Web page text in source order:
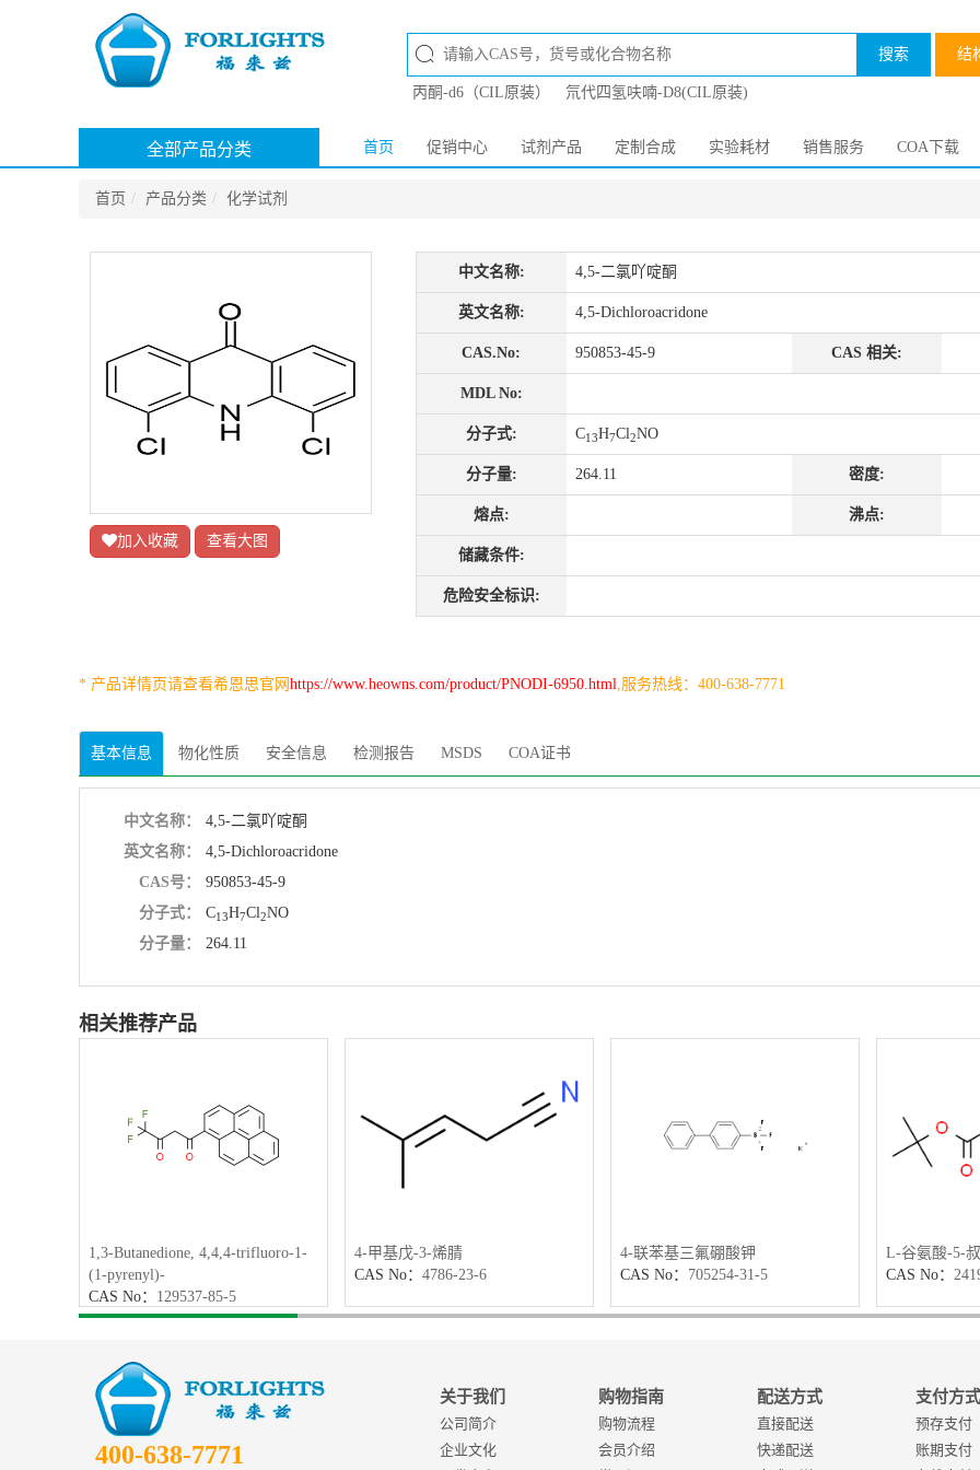
搜索 结
丙酮-d6（CIL原装） 氘代四氢呋喃-D8(CIL原装)
全部产品分类 首页 促销中心 试剂产品 定制合成 实验耗材 销售服务 COA下载
首页 产品分类 化学试剂
加入收藏 查看大图
中文名称: 4,5-二氯吖啶酮
英文名称: 4,5-Dichloroacridone
CAS.No: 950853-45-9 CAS 相关:
MDL No:
分子式: C13H7Cl2NO
分子量: 264.11 密度:
熔点: 沸点:
储藏条件:
危险安全标识:
* 产品详情页请查看希恩思官网 https://www.heowns.com/product/PNODI-6950.html,服务热线：400-638-7771
基本信息 物化性质 安全信息 检测报告 MSDS COA证书
中文名称：
4,5-二氯吖啶酮
英文名称：
4,5-Dichloroacridone
CAS号：
950853-45-9
分子式：
C13H7Cl2NO
分子量：
264.11
相关推荐产品
1,3-Butanedione, 4,4,4-trifluoro-1-
(1-pyrenyl)-
CAS No： 129537-85-5
4-甲基戊-3-烯腈
CAS No： 4786-23-6
4-联苯基三氟硼酸钾
CAS No： 705254-31-5
L-谷氨酸-5-
CAS No：
400-638-7771
关于我们
公司简介
企业文化
购物指南
购物流程
会员介绍
配送方式
直接配送
快递配送
支付方式
预存支付
账期支付